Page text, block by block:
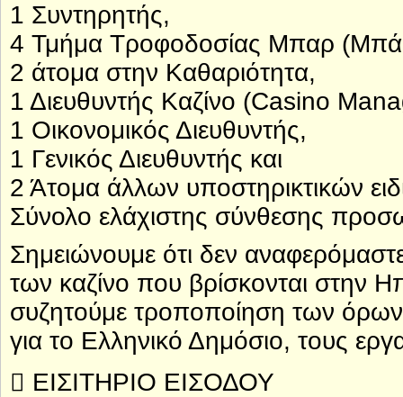
1 Συντηρητής,
4 Τμήμα Τροφοδοσίας Μπαρ
2 άτομα στην Καθαριότητα,
1 Διευθυντής Καζίνο (Casino
1 Οικονομικός Διευθυντής,
1 Γενικός Διευθυντής και
2 Άτομα άλλων υποστηρικτικών
Σύνολο ελάχιστης σύνθεσης
Σημειώνουμε ότι δεν
των καζίνο που βρίσκονται στην
συζητούμε τροποποίηση των όρων
για το Ελληνικό Δημόσιο, τους
 ΕΙΣΙΤΗΡΙΟ ΕΙΣΟΔΟΥ